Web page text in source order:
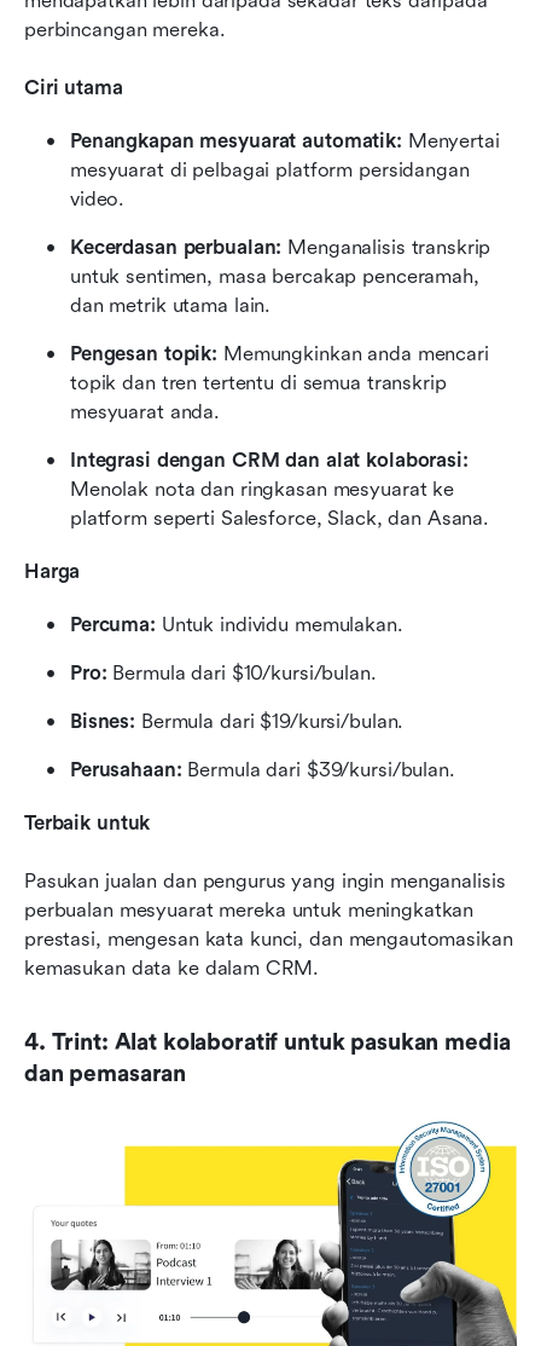
perbincangan mereka.
Ciri utama
Penangkapan mesyuarat automatik: Menyertai
mesyuarat di pelbagai platform persidangan
video.
Kecerdasan perbualan: Menganalisis transkrip
untuk sentimen, masa bercakap penceramah,
dan metrik utama lain.
Pengesan topik: Memungkinkan anda mencari
topik dan tren tertentu di semua transkrip
mesyuarat anda.
Menolak nota dan ringkasan mesyuarat ke
platform seperti Salesforce, Slack, dan Asana.
Harga
Percuma: Untuk individu memulakan.
Pro: Bermula dari $10/kursi/bulan.
Bisnes: Bermula dari $19/kursi/bulan.
Perusahaan: Bermula dari $39/kursi/bulan.
Terbaik untuk
Pasukan jualan dan pengurus yang ingin menganalisis
perbualan mesyuarat mereka untuk meningkatkan
prestasi, mengesan kata kunci, dan mengautomasikan
kemasukan data ke dalam CRM.
4. Trint: Alat kolaboratif untuk pasukan media
dan pemasaran